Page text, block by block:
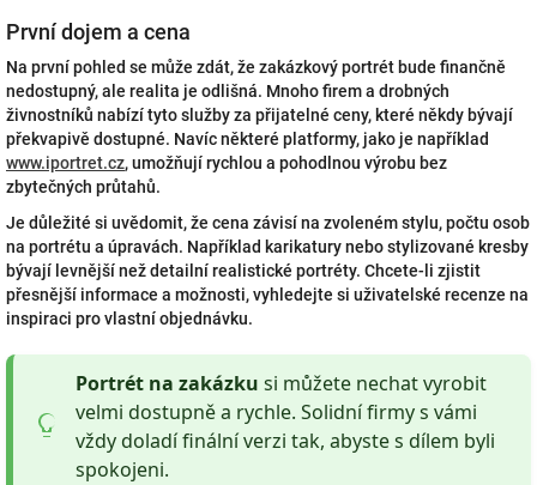
První dojem a cena
Na první pohled se může zdát, že zakázkový portrét bude finančně
nedostupný, ale realita je odlišná. Mnoho firem a drobných
živnostníků nabízí tyto služby za přijatelné ceny, které někdy bývají
překvapivě dostupné. Navíc některé platformy, jako je například
www.iportret.cz, umožňují rychlou a pohodlnou výrobu bez
zbytečných průtahů.
Je důležité si uvědomit, že cena závisí na zvoleném stylu, počtu osob
na portrétu a úpravách. Například karikatury nebo stylizované kresby
bývají levnější než detailní realistické portréty. Chcete-li zjistit
přesnější informace a možnosti, vyhledejte si uživatelské recenze na
inspiraci pro vlastní objednávku.
Portrét na zakázku si můžete nechat vyrobit
velmi dostupně a rychle. Solidní firmy s vámi
vždy doladí finální verzi tak, abyste s dílem byli
spokojeni.